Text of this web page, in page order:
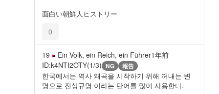
面白い朝鮮人ヒストリー
0
19 Ein Volk, ein Reich, ein Führer1年前
ID:k4NTI2OTY(1/3) NG 報告
한국에서는 역사 왜곡을 시작하기 위해 꺼내는 변
명으로 진상규명 이라는 단어를 많이 사용한다.